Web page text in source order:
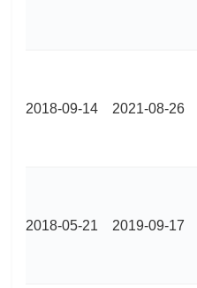
2018-09-14 2021-08-26
2018-05-21 2019-09-17